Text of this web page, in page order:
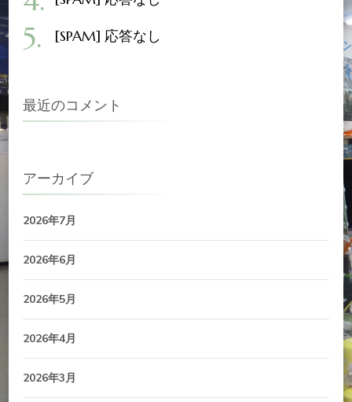
[SPAM] 応答なし
最近のコメント
アーカイブ
2026年7月
2026年6月
2026年5月
2026年4月
2026年3月